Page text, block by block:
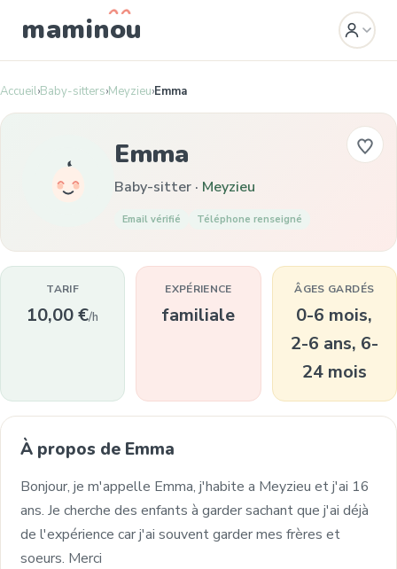
maminou
Accueil›Baby-sitters›Meyzieu›Emma
Emma
Baby-sitter · Meyzieu
Email vérifié Téléphone renseigné
TARIF
10,00 €/h
EXPÉRIENCE
familiale
ÂGES GARDÉS
0-6 mois,
2-6 ans, 6-
24 mois
À propos de Emma
Bonjour, je m'appelle Emma, j'habite a Meyzieu et j'ai 16
ans. Je cherche des enfants à garder sachant que j'ai déjà
de l'expérience car j'ai souvent garder mes frères et
soeurs. Merci